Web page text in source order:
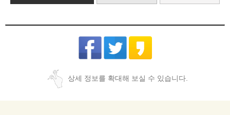
상세 정보를 확대해 보실 수 있습니다.